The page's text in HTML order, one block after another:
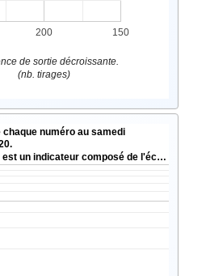
200 150
de sortie décroissante.
(nb. tirages)
chaque numéro au samedi
est un indicateur composé de l'éc…